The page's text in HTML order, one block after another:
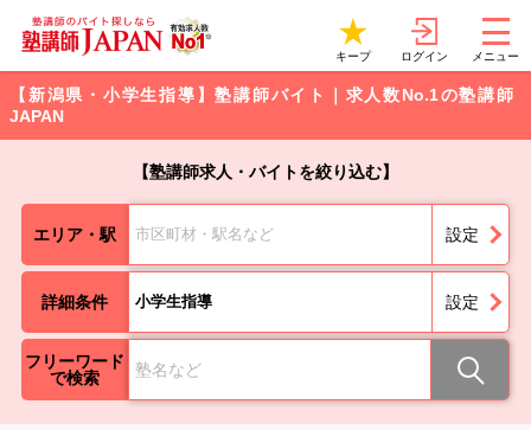
キープ ログイン メニュー
【新潟県・小学生指導】塾講師バイト｜求人数No.1の塾講師
JAPAN
【塾講師求人・バイトを絞り込む】
エリア・駅 市区町材・駅名など 設定
詳細条件 小学生指導 設定
フリーワード
で検索